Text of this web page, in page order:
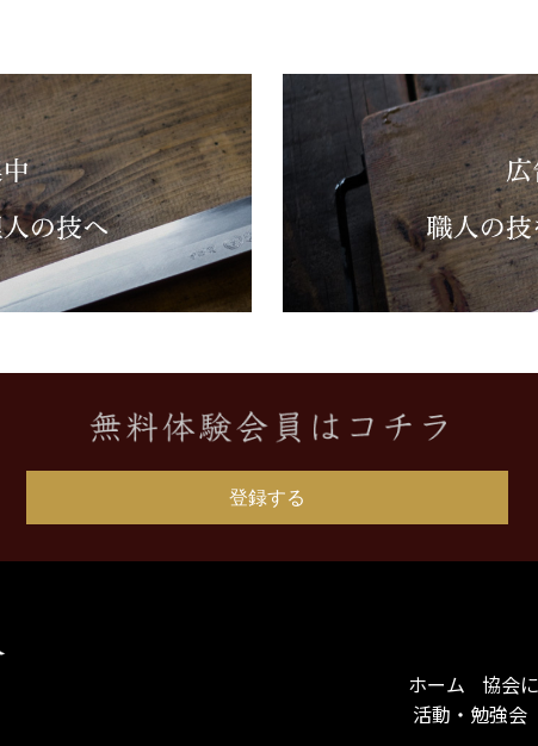
登録する
ホーム 協会
活動・勉強会